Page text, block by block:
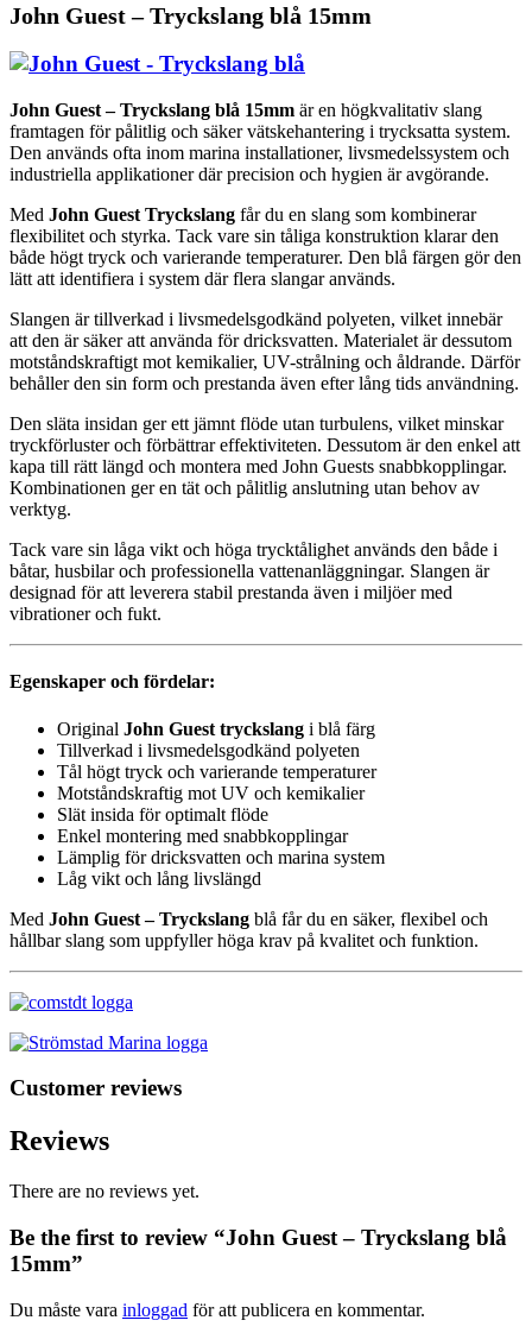
John Guest – Tryckslang blå 15mm
John Guest – Tryckslang blå 15mm är en högkvalitativ slang
framtagen för pålitlig och säker vätskehantering i trycksatta system.
Den används ofta inom marina installationer, livsmedelssystem och
industriella applikationer där precision och hygien är avgörande.
Med John Guest Tryckslang får du en slang som kombinerar
flexibilitet och styrka. Tack vare sin tåliga konstruktion klarar den
både högt tryck och varierande temperaturer. Den blå färgen gör den
lätt att identifiera i system där flera slangar används.
Slangen är tillverkad i livsmedelsgodkänd polyeten, vilket innebär
att den är säker att använda för dricksvatten. Materialet är dessutom
motståndskraftigt mot kemikalier, UV-strålning och åldrande. Därför
behåller den sin form och prestanda även efter lång tids användning.
Den släta insidan ger ett jämnt flöde utan turbulens, vilket minskar
tryckförluster och förbättrar effektiviteten. Dessutom är den enkel att
kapa till rätt längd och montera med John Guests snabbkopplingar.
Kombinationen ger en tät och pålitlig anslutning utan behov av
verktyg.
Tack vare sin låga vikt och höga trycktålighet används den både i
båtar, husbilar och professionella vattenanläggningar. Slangen är
designad för att leverera stabil prestanda även i miljöer med
vibrationer och fukt.
Egenskaper och fördelar:
Original John Guest tryckslang i blå färg
Tillverkad i livsmedelsgodkänd polyeten
Tål högt tryck och varierande temperaturer
Motståndskraftig mot UV och kemikalier
Slät insida för optimalt flöde
Enkel montering med snabbkopplingar
Lämplig för dricksvatten och marina system
Låg vikt och lång livslängd
Med John Guest – Tryckslang blå får du en säker, flexibel och
hållbar slang som uppfyller höga krav på kvalitet och funktion.
Customer reviews
Reviews
There are no reviews yet.
Be the first to review “John Guest – Tryckslang blå
15mm”
Du måste vara inloggad för att publicera en kommentar.